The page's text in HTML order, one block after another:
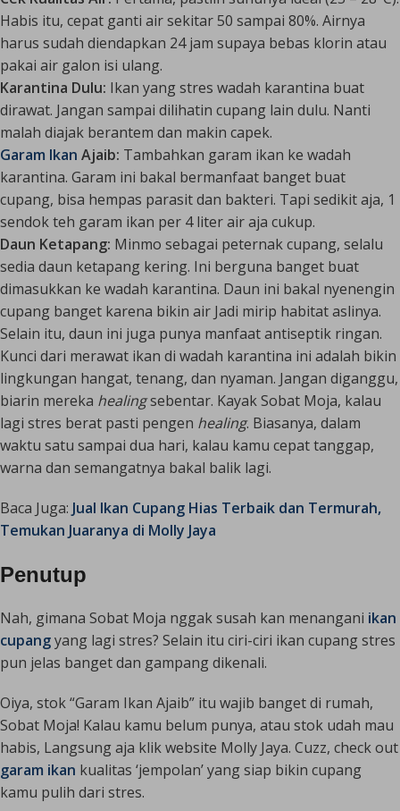
Habis itu, cepat ganti air sekitar 50 sampai 80%. Airnya
harus sudah diendapkan 24 jam supaya bebas klorin atau
pakai air galon isi ulang.
Karantina Dulu: Ikan yang stres wadah karantina buat
dirawat. Jangan sampai dilihatin cupang lain dulu. Nanti
malah diajak berantem dan makin capek.
Garam Ikan Ajaib: Tambahkan garam ikan ke wadah
karantina. Garam ini bakal bermanfaat banget buat
cupang, bisa hempas parasit dan bakteri. Tapi sedikit aja, 1
sendok teh garam ikan per 4 liter air aja cukup.
Daun Ketapang: Minmo sebagai peternak cupang, selalu
sedia daun ketapang kering. Ini berguna banget buat
dimasukkan ke wadah karantina. Daun ini bakal nyenengin
cupang banget karena bikin air Jadi mirip habitat aslinya.
Selain itu, daun ini juga punya manfaat antiseptik ringan.
Kunci dari merawat ikan di wadah karantina ini adalah bikin
lingkungan hangat, tenang, dan nyaman. Jangan diganggu,
biarin mereka healingsebentar. Kayak Sobat Moja, kalau
lagi stres berat pasti pengen healing. Biasanya, dalam
waktu satu sampai dua hari, kalau kamu cepat tanggap,
warna dan semangatnya bakal balik lagi.
Baca Juga: Jual Ikan Cupang Hias Terbaik dan Termurah,
Temukan Juaranya di Molly Jaya
Penutup
Nah, gimana Sobat Moja nggak susah kan menangani ikan
cupangyang lagi stres? Selain itu ciri-ciri ikan cupang stres
pun jelas banget dan gampang dikenali.
​Oiya, stok “Garam Ikan Ajaib” itu wajib banget di rumah,
Sobat Moja! Kalau kamu belum punya, atau stok udah mau
habis, Langsung aja klik website Molly Jaya. Cuzz, check out
garam ikan kualitas ‘jempolan’ yang siap bikin cupang
kamu pulih dari stres.